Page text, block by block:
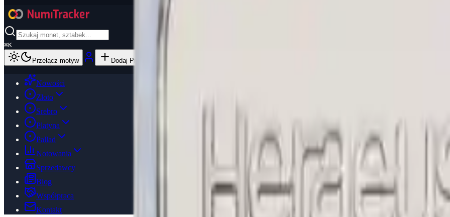
⌘K
Przełącz motyw Dodaj Produkt
Nowości
Złoto
Srebro
Platyna
Pallad
Notowania
Sprzedawcy
Blog
Współpraca
Kontakt